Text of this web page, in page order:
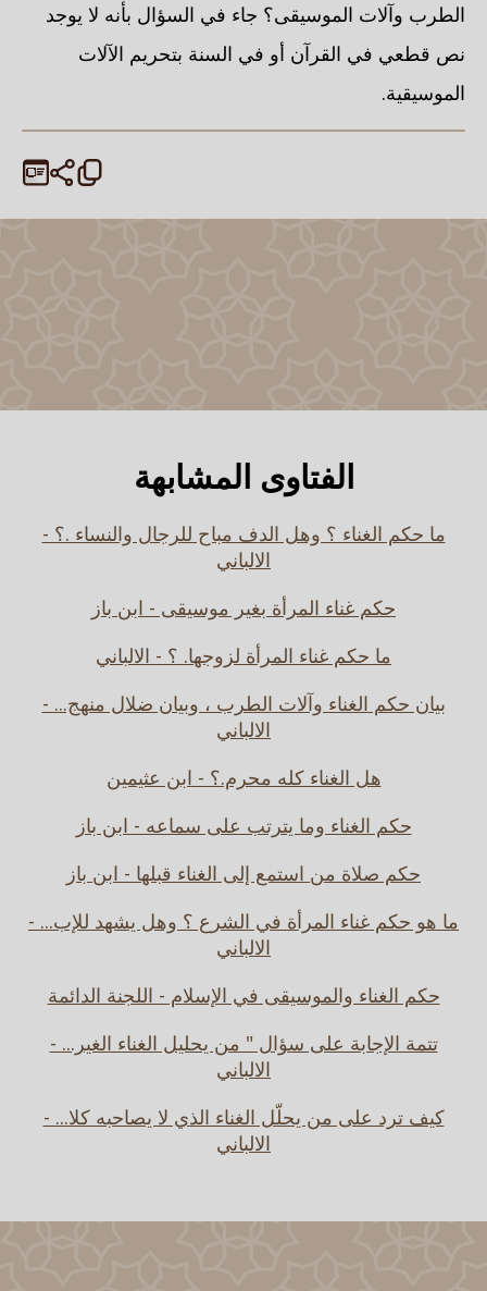
الطرب وآلات الموسيقى؟ جاء في السؤال بأنه لا يوجد
نص قطعي في القرآن أو في السنة بتحريم الآلات
الموسيقية.
الفتاوى المشابهة
ما حكم الغناء ؟ وهل الدف مباح للرجال والنساء .؟ -
الالباني
حكم غناء المرأة بغير موسيقى - ابن باز
ما حكم غناء المرأة لزوجها. ؟ - الالباني
بيان حكم الغناء وآلات الطرب ، وبيان ضلال منهج... -
الالباني
هل الغناء كله محرم.؟ - ابن عثيمين
حكم الغناء وما يترتب على سماعه - ابن باز
حكم صلاة من استمع إلى الغناء قبلها - ابن باز
ما هو حكم غناء المرأة في الشرع ؟ وهل يشهد للإب... -
الالباني
حكم الغناء والموسيقى في الإسلام - اللجنة الدائمة
تتمة الإجابة على سؤال " من يحليل الغناء الغير... -
الالباني
كيف ترد على من يحلّل الغناء الذي لا يصاحبه كلا... -
الالباني